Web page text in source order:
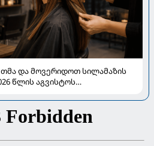
და მოვერიდოთ სილამაზის
წლის აგვისტოს